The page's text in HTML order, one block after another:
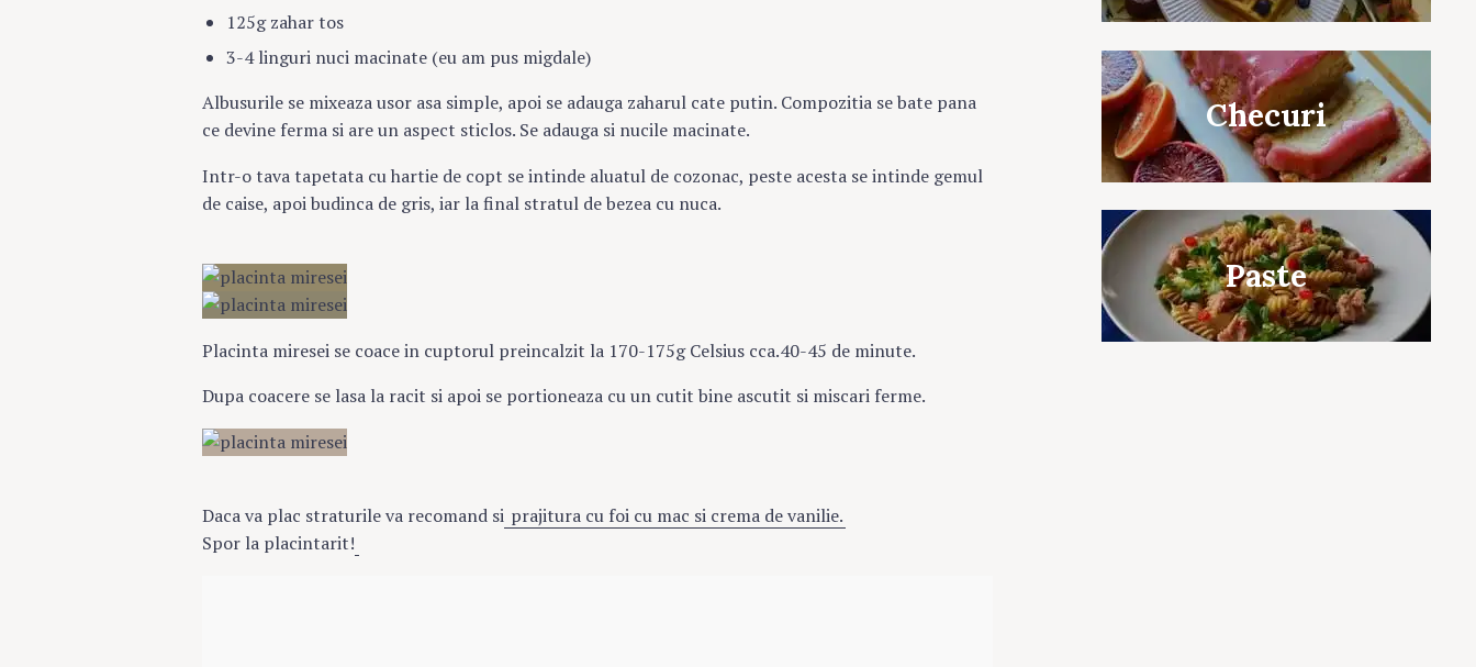
125g zahar tos
3-4 linguri nuci macinate (eu am pus migdale)
Albusurile se mixeaza usor asa simple, apoi se adauga zaharul cate putin. Compozitia se bate pana
ce devine ferma si are un aspect sticlos. Se adauga si nucile macinate.
Intr-o tava tapetata cu hartie de copt se intinde aluatul de cozonac, peste acesta se intinde gemul
de caise, apoi budinca de gris, iar la final stratul de bezea cu nuca.
Placinta miresei se coace in cuptorul preincalzit la 170-175g Celsius cca.40-45 de minute.
Dupa coacere se lasa la racit si apoi se portioneaza cu un cutit bine ascutit si miscari ferme.
Daca va plac straturile va recomand si prajitura cu foi cu mac si crema de vanilie.
Spor la placintarit!
Checuri
Paste
for:
Press Esc to cancel.